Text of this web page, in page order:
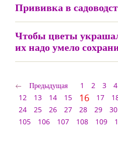
Прививка в
Чтобы цветы
их надо умело
Предыдущая 1 2 3 4
12
13 14 15 16 17
24
25 26 27 28 29 30
105
106 107 108 109